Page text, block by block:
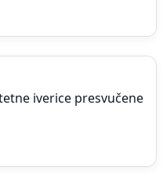
iverice presvučene